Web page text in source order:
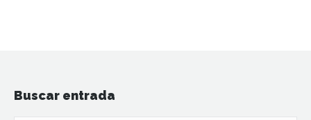
Buscar entrada